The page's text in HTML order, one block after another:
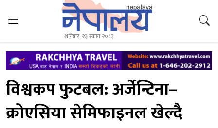
शनिबार, २३ साउन २०८३
विश्वकप फुटबल: अर्जेन्टिना–
क्रोएसिया सेमिफाइनल खेल्दै